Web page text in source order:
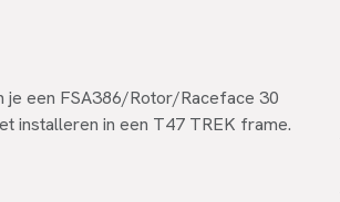
een FSA386/Rotor/Raceface 30
installeren in een T47 TREK frame.